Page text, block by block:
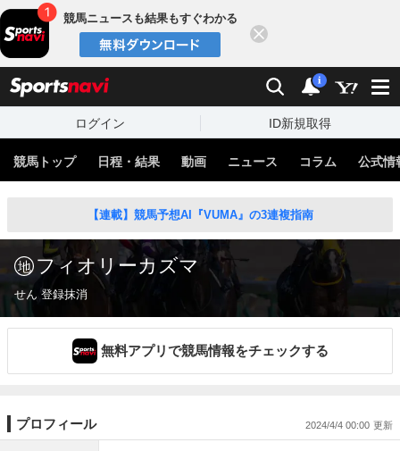
競馬ニュースも結果もすぐわかる
検索 通知
i
ログイン ID新規取得
競馬トップ 日程・結果 動画 ニュース コラム 公式情
【連載】競馬予想AI『VUMA』の3連複指南
フィオリーカズマ
せん 登録抹消
無料アプリで競馬情報をチェックする
プロフィール 2024/4/4 00:00